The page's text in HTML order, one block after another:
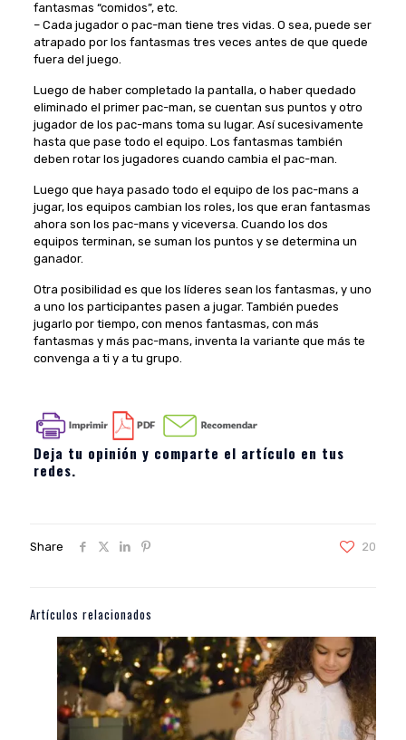
fantasmas “comidos”, etc.
– Cada jugador o pac-man tiene tres vidas. O sea, puede ser
atrapado por los fantasmas tres veces antes de que quede
fuera del juego.
Luego de haber completado la pantalla, o haber quedado
eliminado el primer pac-man, se cuentan sus puntos y otro
jugador de los pac-mans toma su lugar. Así sucesivamente
hasta que pase todo el equipo. Los fantasmas también
deben rotar los jugadores cuando cambia el pac-man.
Luego que haya pasado todo el equipo de los pac-mans a
jugar, los equipos cambian los roles, los que eran fantasmas
ahora son los pac-mans y viceversa. Cuando los dos
equipos terminan, se suman los puntos y se determina un
ganador.
Otra posibilidad es que los líderes sean los fantasmas, y uno
a uno los participantes pasen a jugar. También puedes
jugarlo por tiempo, con menos fantasmas, con más
fantasmas y más pac-mans, inventa la variante que más te
convenga a ti y a tu grupo.
Deja tu opinión y comparte el artículo en tus
redes.
Share 20
Artículos relacionados